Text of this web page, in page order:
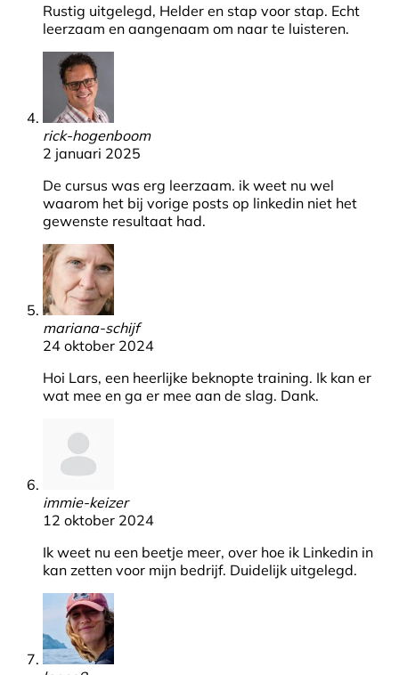
Rustig uitgelegd, Helder en stap voor stap. Echt
leerzaam en aangenaam om naar te luisteren.
rick-hogenboom
2 januari 2025
De cursus was erg leerzaam. ik weet nu wel
waarom het bij vorige posts op linkedin niet het
gewenste resultaat had.
mariana-schijf
24 oktober 2024
Hoi Lars, een heerlijke beknopte training. Ik kan er
wat mee en ga er mee aan de slag. Dank.
immie-keizer
12 oktober 2024
Ik weet nu een beetje meer, over hoe ik Linkedin in
kan zetten voor mijn bedrijf. Duidelijk uitgelegd.